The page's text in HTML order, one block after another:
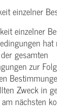
einzelner
einzelner
gesamten
zur
Zweck in
nächsten